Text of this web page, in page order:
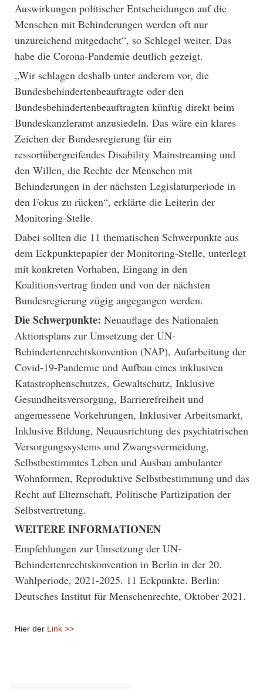
Auswirkungen politischer Entscheidungen auf die
Menschen mit Behinderungen werden oft nur
unzureichend mitgedacht“, so Schlegel weiter. Das
habe die Corona-Pandemie deutlich gezeigt.
„Wir schlagen deshalb unter anderem vor, die
Bundesbehindertenbeauftragte oder den
Bundesbehindertenbeauftragten künftig direkt beim
Bundeskanzleramt anzusiedeln. Das wäre ein klares
Zeichen der Bundesregierung für ein
ressortübergreifendes Disability Mainstreaming und
den Willen, die Rechte der Menschen mit
Behinderungen in der nächsten Legislaturperiode in
den Fokus zu rücken“, erklärte die Leiterin der
Monitoring-Stelle.
Dabei sollten die 11 thematischen Schwerpunkte aus
dem Eckpunktepapier der Monitoring-Stelle, unterlegt
mit konkreten Vorhaben, Eingang in den
Koalitionsvertrag finden und von der nächsten
Bundesregierung zügig angegangen werden.
Die Schwerpunkte: Neuauflage des Nationalen
Aktionsplans zur Umsetzung der UN-
Behindertenrechtskonvention (NAP), Aufarbeitung der
Covid-19-Pandemie und Aufbau eines inklusiven
Katastrophenschutzes, Gewaltschutz, Inklusive
Gesundheitsversorgung, Barrierefreiheit und
angemessene Vorkehrungen, Inklusiver Arbeitsmarkt,
Inklusive Bildung, Neuausrichtung des psychiatrischen
Versorgungssystems und Zwangsvermeidung,
Selbstbestimmtes Leben und Ausbau ambulanter
Wohnformen, Reproduktive Selbstbestimmung und das
Recht auf Elternschaft, Politische Partizipation der
Selbstvertretung.
WEITERE INFORMATIONEN
Empfehlungen zur Umsetzung der UN-
Behindertenrechtskonvention in Berlin in der 20.
Wahlperiode, 2021-2025. 11 Eckpunkte. Berlin:
Deutsches Institut für Menschenrechte, Oktober 2021.
Hier der Link >>